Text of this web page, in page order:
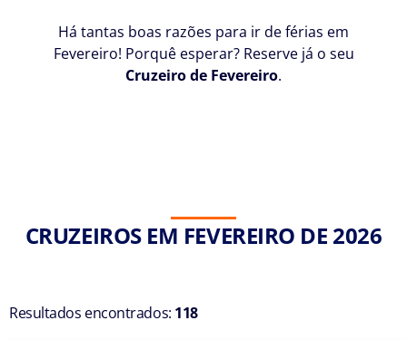
Há tantas boas razões para ir de férias em
Fevereiro! Porquê esperar? Reserve já o seu
Cruzeiro de Fevereiro.
CRUZEIROS EM FEVEREIRO DE 2026
Resultados encontrados: 118